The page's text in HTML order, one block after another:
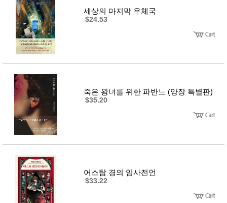
세상의 마지막 우체국
$24.53
죽은 왕녀를 위한 파반느 (양장 특별판)
$35.20
어스탐 경의 임사전언
$33.22